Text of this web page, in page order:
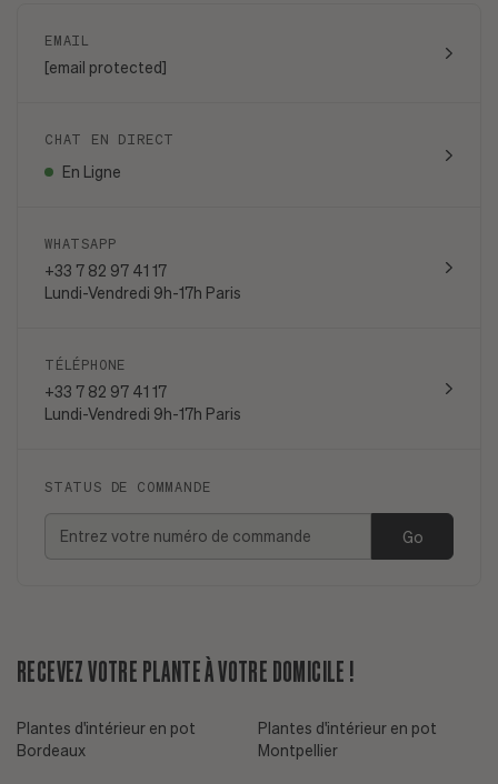
EMAIL
[email protected]
CHAT EN DIRECT
En Ligne
WHATSAPP
+33 7 82 97 41 17
Lundi-Vendredi 9h-17h Paris
TÉLÉPHONE
+33 7 82 97 41 17
Lundi-Vendredi 9h-17h Paris
STATUS DE COMMANDE
Go
RECEVEZ VOTRE PLANTE À VOTRE DOMICILE !
Plantes d'intérieur en pot
Bordeaux
Plantes d'intérieur en pot
Montpellier